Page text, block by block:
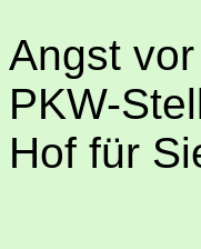
Angst
PKW-
Hof für